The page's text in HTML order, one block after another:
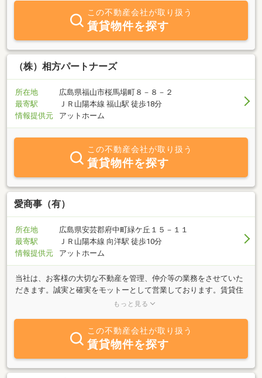
この不動産会社が取り扱う
賃貸物件を探す
（株）相方パートナーズ
所在地
広島県福山市桜馬場町８－８－２
最寄駅
ＪＲ山陽本線 福山駅 徒歩18分
情報提供元
アットホーム
この不動産会社が取り扱う
賃貸物件を探す
愛商事（有）
所在地
広島県安芸郡府中町緑ケ丘１５－１１
最寄駅
ＪＲ山陽本線 向洋駅 徒歩10分
情報提供元
アットホーム
当社は、お客様の大切な不動産を管理、仲介等の業務をさせていた
だきます。誠実と確実をモットーとして営業しております。賃貸住
宅をご希望の方へは、お客様のご要望を第一に考え、多くの情報提
説明を含む契約書を作成し、トラブルを未然に防ぐ様努めてまいり
ます。不動産売買に際しては、売主さま、買主さま、双方のご納得
のいく売買成立に努め、当社仲介報酬額については企業努力によっ
てお客様に還元できるよう努めてまいります。尚、近年は、相続の
ご相談や賃貸物件等の不動産の売却相談もお受けすることが増えて
もっと見る
この不動産会社が取り扱う
賃貸物件を探す